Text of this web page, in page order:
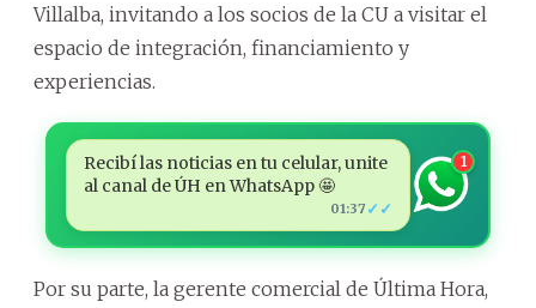
Villalba, invitando a los socios de la CU a visitar el
espacio de integración, financiamiento y
experiencias.
Recibí las noticias en tu celular, unite
al canal de ÚH en WhatsApp 🤩
01:37 ✓✓
1
Por su parte, la gerente comercial de Última Hora,